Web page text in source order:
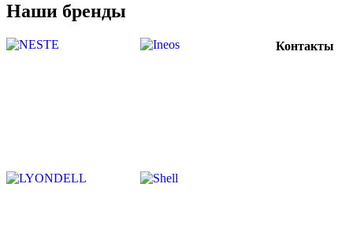
Наши бренды
Контакты